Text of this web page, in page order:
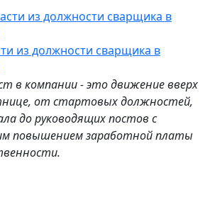
из должности сварщика в
в компании - это движение вверх
от стартовых должностей,
до руководящих постов с
повышением заработной платы